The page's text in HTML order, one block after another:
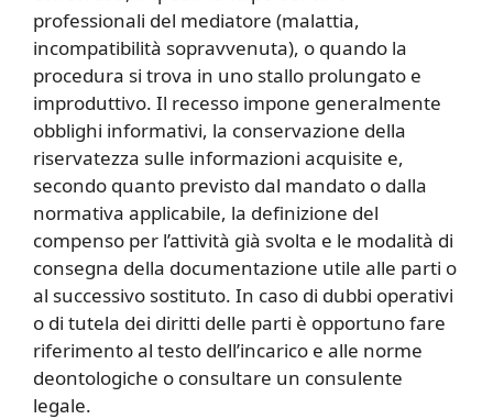
professionali del mediatore (malattia,
incompatibilità sopravvenuta), o quando la
procedura si trova in uno stallo prolungato e
improduttivo. Il recesso impone generalmente
obblighi informativi, la conservazione della
riservatezza sulle informazioni acquisite e,
secondo quanto previsto dal mandato o dalla
normativa applicabile, la definizione del
compenso per l’attività già svolta e le modalità di
consegna della documentazione utile alle parti o
al successivo sostituto. In caso di dubbi operativi
o di tutela dei diritti delle parti è opportuno fare
riferimento al testo dell’incarico e alle norme
deontologiche o consultare un consulente
legale.